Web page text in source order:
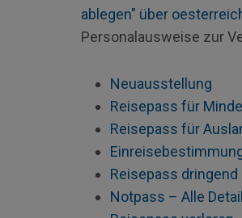
ablegen" über
Personalausweise zur
Neuausstellung
Reisepass für
Reisepass für
Reisepass
Notpass – Alle